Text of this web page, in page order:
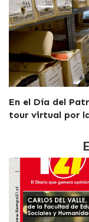
En el Día del
tour virtual por